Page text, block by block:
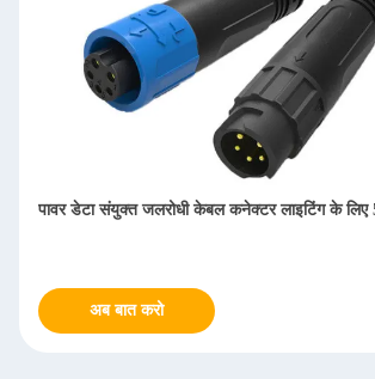
पावर डेटा संयुक्त जलरोधी केबल कनेक्टर लाइटिंग के लिए
अब बात करो